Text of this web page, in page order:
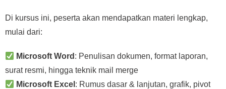
Di kursus ini, peserta akan mendapatkan materi lengkap,
mulai dari:
Microsoft Word : Penulisan dokumen, format laporan,
surat resmi, hingga teknik mail merge
Microsoft Excel : Rumus dasar & lanjutan, grafik, pivot